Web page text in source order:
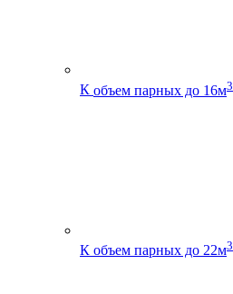
К объем парных до 16м3
К объем парных до 22м3